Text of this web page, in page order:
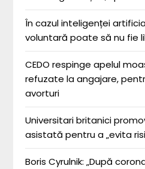
În cazul inteligenței
voluntară poate să nu fie
CEDO respinge apelul
refuzate la angajare,
avorturi
Universitari britanici
asistată pentru a „evita
Boris Cyrulnik: „După